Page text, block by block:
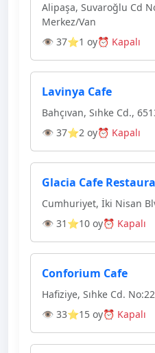
Alipaşa, Suvaroğlu Cd
Merkez/Van
👁 37⭐1 oy⏰ Kapalı
Lavinya Cafe
Bahçıvan, Sıhke Cd.,
👁 37⭐2 oy⏰ Kapalı
Glacia Cafe
Cumhuriyet, İki Nisan
👁 31 ⭐10 oy⏰ Kapalı
Conforium Cafe
Hafiziye, Sıhke Cd.
👁 33⭐15 oy⏰ Kapalı